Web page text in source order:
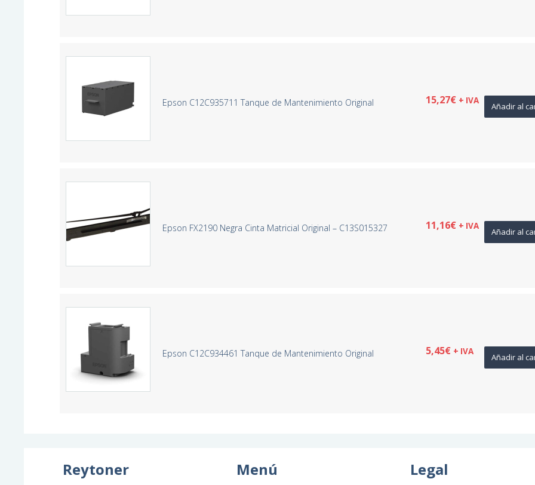
Epson C12C935711 Tanque de Mantenimiento Original 15,27€ + IVA
Añadir al
Epson FX2190 Negra Cinta Matricial Original – C13S015327 11,16€ + IVA
Añadir al
Epson C12C934461 Tanque de Mantenimiento Original 5,45€ + IVA
Añadir al
Reytoner Menú Legal